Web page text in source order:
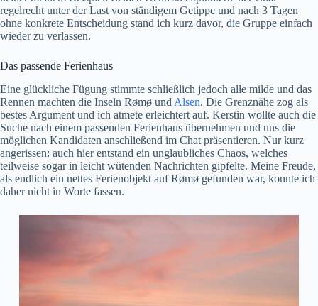
regelrecht unter der Last von ständigem Getippe und nach 3 Tagen
ohne konkrete Entscheidung stand ich kurz davor, die Gruppe einfach
wieder zu verlassen.
Das passende Ferienhaus
Eine glückliche Fügung stimmte schließlich jedoch alle milde und das
Rennen machten die Inseln Rømø und Alsen. Die Grenznähe zog als
bestes Argument und ich atmete erleichtert auf. Kerstin wollte auch die
Suche nach einem passenden Ferienhaus übernehmen und uns die
möglichen Kandidaten anschließend im Chat präsentieren. Nur kurz
angerissen: auch hier entstand ein unglaubliches Chaos, welches
teilweise sogar in leicht wütenden Nachrichten gipfelte. Meine Freude,
als endlich ein nettes Ferienobjekt auf Rømø gefunden war, konnte ich
daher nicht in Worte fassen.